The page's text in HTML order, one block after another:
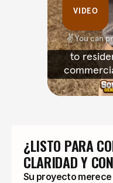
¿LISTO PARA
CLARIDAD Y
Su proyecto